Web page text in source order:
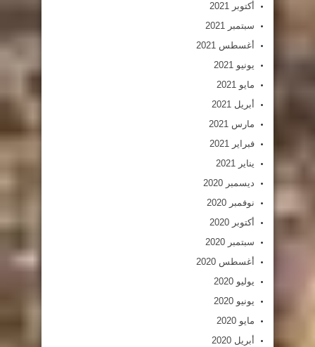
أكتوبر 2021
سبتمبر 2021
أغسطس 2021
يونيو 2021
مايو 2021
أبريل 2021
مارس 2021
فبراير 2021
يناير 2021
ديسمبر 2020
نوفمبر 2020
أكتوبر 2020
سبتمبر 2020
أغسطس 2020
يوليو 2020
يونيو 2020
مايو 2020
أبريل 2020